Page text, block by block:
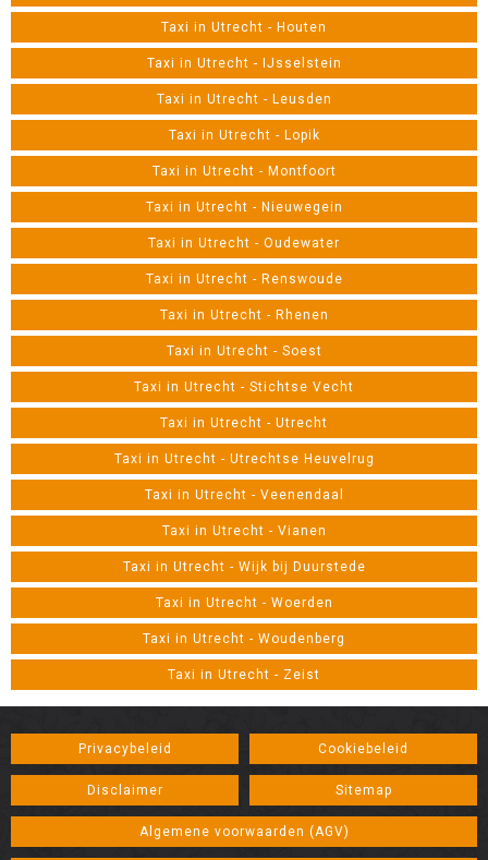
Taxi in Utrecht - Houten
Taxi in Utrecht - IJsselstein
Taxi in Utrecht - Leusden
Taxi in Utrecht - Lopik
Taxi in Utrecht - Montfoort
Taxi in Utrecht - Nieuwegein
Taxi in Utrecht - Oudewater
Taxi in Utrecht - Renswoude
Taxi in Utrecht - Rhenen
Taxi in Utrecht - Soest
Taxi in Utrecht - Stichtse Vecht
Taxi in Utrecht - Utrecht
Taxi in Utrecht - Utrechtse Heuvelrug
Taxi in Utrecht - Veenendaal
Taxi in Utrecht - Vianen
Taxi in Utrecht - Wijk bij Duurstede
Taxi in Utrecht - Woerden
Taxi in Utrecht - Woudenberg
Taxi in Utrecht - Zeist
Privacybeleid Cookiebeleid
Disclaimer Sitemap
Algemene voorwaarden (AGV)